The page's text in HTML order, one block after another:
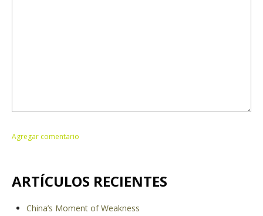
ARTÍCULOS RECIENTES
China’s Moment of Weakness